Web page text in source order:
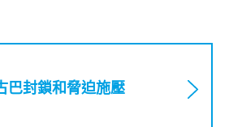
巴封鎖和脅迫施壓